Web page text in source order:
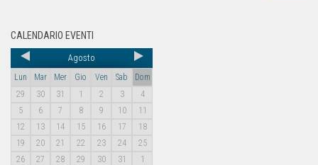
CALENDARIO EVENTI
Agosto
Lun Mar Mer Gio Ven Sab
Dom
29
30 31 1 2 3
4
5
6 7 8 9 10
11
12
13 14 15 16 17
18
19
20 21 22 23 24
25
26
27 28 29 30 31 1